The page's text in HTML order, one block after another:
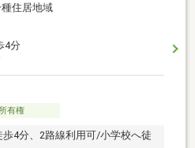
住居地域
4分
所有権
歩4分、2路線利用可/小学校へ徒